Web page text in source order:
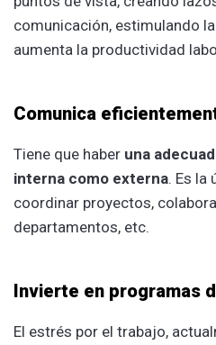
comunicación, estimulando
aumenta la productividad
Comunica
Tiene que haber una
interna como externa. Es la
coordinar proyectos,
departamentos, etc.
Invierte en programas
El estrés por el trabajo,